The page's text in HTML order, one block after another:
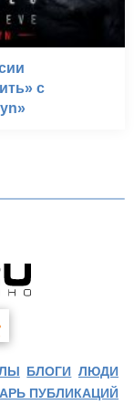
с
БЛОГИ ЛЮДИ
ПУБЛИКАЦИЙ